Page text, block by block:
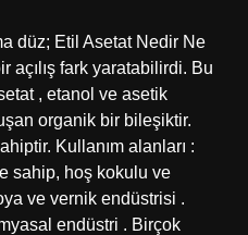
düz; Etil Asetat Nedir Ne
açılış fark yaratabilirdi. Bu
, etanol ve asetik
organik bir bileşiktir.
Kullanım alanları :
sahip, hoş kokulu ve
ve vernik endüstrisi .
endüstri . Birçok